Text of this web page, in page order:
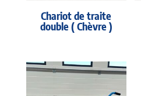
Chariot de traite
double ( Chèvre )